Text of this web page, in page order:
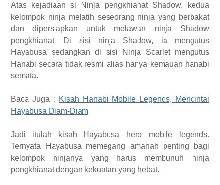
Atas kejadiaan si Ninja pengkhianat Shadow, kedua
kelompok ninja melatih seseorang ninja yang berbakat
dan dipersiapkan untuk melawan ninja Shadow
pengkhianat. Di sisi ninja Shadow, ia mengutus
Hayabusa sedangkan di sisi Ninja Scarlet mengutus
Hanabi secara tidak resmi alias hanya kemauan hanabi
semata.
Baca Juga : Kisah Hanabi Mobile Legends, Mencintai
Hayabusa Diam-Diam
Jadi itulah kisah Hayabusa hero mobile legends.
Ternyata Hayabusa memegang amanah penting bagi
kelompok ninjanya yang harus membunuh ninja
pengkhianat dengan kekuatan yang hebat.